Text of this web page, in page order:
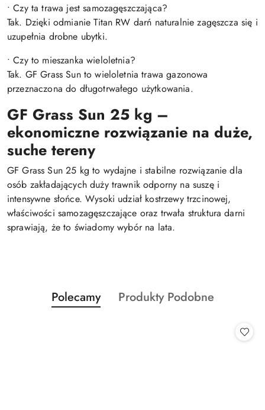
• Czy ta trawa jest samozagęszczająca?
Tak. Dzięki odmianie Titan RW darń naturalnie zagęszcza się i
uzupełnia drobne ubytki.
• Czy to mieszanka wieloletnia?
Tak. GF Grass Sun to wieloletnia trawa gazonowa
przeznaczona do długotrwałego użytkowania.
GF Grass Sun 25 kg –
ekonomiczne rozwiązanie na duże,
suche tereny
GF Grass Sun 25 kg to wydajne i stabilne rozwiązanie dla
osób zakładających duży trawnik odporny na suszę i
intensywne słońce. Wysoki udział kostrzewy trzcinowej,
właściwości samozagęszczające oraz trwała struktura darni
sprawiają, że to świadomy wybór na lata.
Pomiń karuzelę produktów
Produkty
o
Polecamy
Produkty
Produkty Podobne